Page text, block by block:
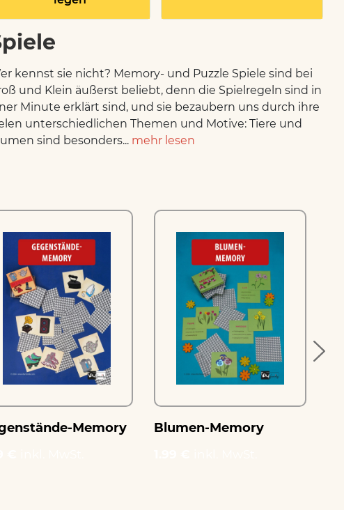
kennst sie nicht? Memory- und Puzzle Spiele sind bei
und Klein äußerst beliebt, denn die Spielregeln sind in
Minute erklärt sind, und sie bezaubern uns durch ihre
unterschiedlichen Themen und Motive: Tiere und
sind besonders... mehr lesen
Memory Blumen-Memory